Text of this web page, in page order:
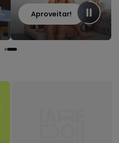
Aproveitar!